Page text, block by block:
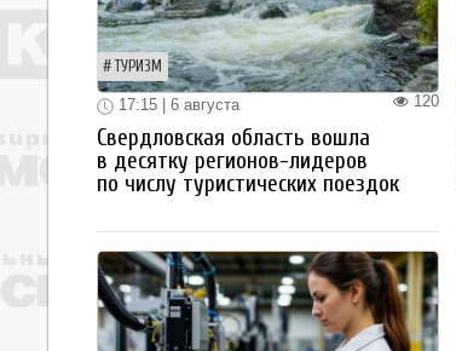
ТУРИЗМ
120
17:15 | 6 августа
Свердловская область вошла
в десятку регионов-лидеров
по числу туристических поездок